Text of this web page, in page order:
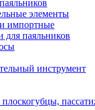
элементы
импортные
для паяльников
инструмент
плоскогубцы,